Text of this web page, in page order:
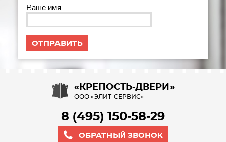
Ваше имя
«КРЕПОСТЬ-ДВЕРИ»
ООО «ЭЛИТ-СЕРВИС»
8 (495) 150-58-29
ОБРАТНЫЙ ЗВОНОК